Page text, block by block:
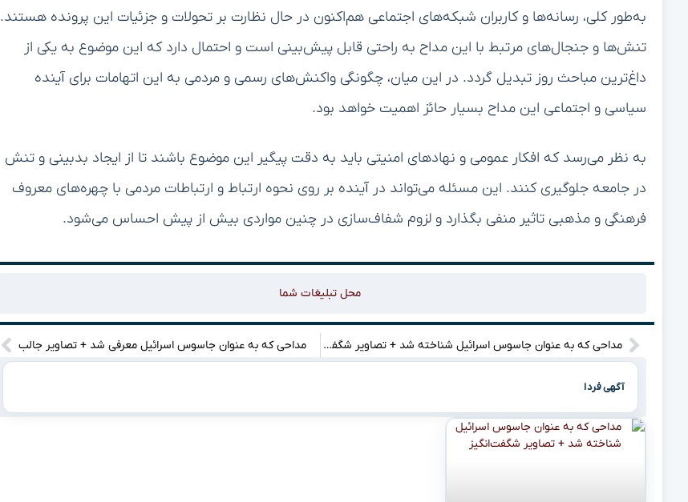
به‌طور کلی، رسانه‌ها و کاربران شبکه‌های اجتماعی هم‌اکنون در حال نظارت بر تحولات و جزئیات این پرونده هستند.
تنش‌ها و جنجال‌های مرتبط با این مداح به راحتی قابل پیش‌بینی است و احتمال دارد که این موضوع به یکی از
داغ‌ترین مباحث روز تبدیل گردد. در این میان، چگونگی واکنش‌های رسمی و مردمی به این اتهامات برای آینده
سیاسی و اجتماعی این مداح بسیار حائز اهمیت خواهد بود.
به نظر می‌رسد که افکار عمومی و نهادهای امنیتی باید به دقت پیگیر این موضوع باشند تا از ایجاد بدبینی و تنش
در جامعه جلوگیری کنند. این مسئله می‌تواند در آینده بر روی نحوه ارتباط و ارتباطات مردمی با چهره‌های معروف
فرهنگی و مذهبی تاثیر منفی بگذارد و لزوم شفاف‌سازی در چنین مواردی بیش از پیش احساس می‌شود.
محل تبلیغات شما
مداحی که به عنوان جاسوس اسرائیل شناخته شد + تصاویر شگفت‌انگیز مداحی که به عنوان جاسوس اسرائیل معرفی شد + تصاویر جالب
آگهی فردا